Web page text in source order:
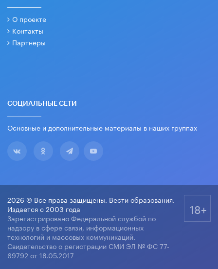
О проекте
Контакты
Партнеры
СОЦИАЛЬНЫЕ СЕТИ
Основные и дополнительные материалы в наших группах
2026 © Все права защищены. Вести образования.
Издается с 2003 года
Зарегистрировано Федеральной службой по
надзору в сфере связи, информационных
технологий и массовых коммуникаций.
Свидетельство о регистрации СМИ ЭЛ № ФС 77-
69792 от 18.05.2017
18+